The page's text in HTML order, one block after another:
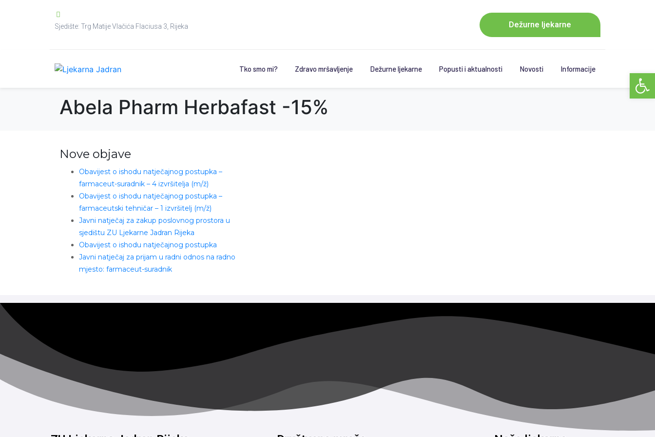
Sjedište: Trg Matije Vlačića Flaciusa 3, Rijeka Dežurne ljekarne
Tko smo mi? Zdravo mršavljenje Dežurne ljekarne Popusti i aktualnosti Novosti Informacije
Abela Pharm Herbafast -15%
Nove objave
Obavijest o ishodu natječajnog postupka –
farmaceut-suradnik – 4 izvršitelja (m/ž)
Obavijest o ishodu natječajnog postupka –
farmaceutski tehničar – 1 izvršitelj (m/ž)
Javni natječaj za zakup poslovnog prostora u
sjedištu ZU Ljekarne Jadran Rijeka
Obavijest o ishodu natječajnog postupka
Javni natječaj za prijam u radni odnos na radno
mjesto: farmaceut-suradnik